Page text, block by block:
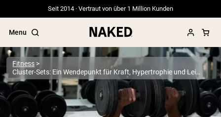
Seit 2014 · Vertraut von über 1 Million Kunden
Menu
Beliebte Suchbegriffe
Fitness
Cluster-Sets: Ein Wendepunkt für Kraft, Hypertrophie und Leistung?